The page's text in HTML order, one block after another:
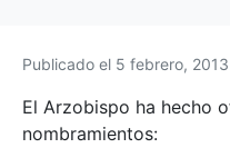
Publicado el 5 febrero, 2013
El Arzobispo ha hecho
nombramientos: